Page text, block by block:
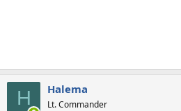
H Halema
Lt. Commander